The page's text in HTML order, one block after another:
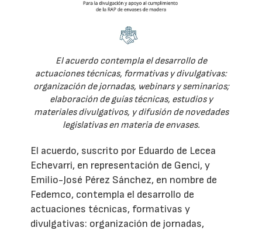
El acuerdo contempla el desarrollo de
actuaciones técnicas, formativas y divulgativas:
organización de jornadas, webinars y seminarios;
elaboración de guías técnicas, estudios y
materiales divulgativos, y difusión de novedades
legislativas en materia de envases.
El acuerdo, suscrito por Eduardo de Lecea
Echevarri, en representación de Genci, y
Emilio-José Pérez Sánchez, en nombre de
Fedemco, contempla el desarrollo de
actuaciones técnicas, formativas y
divulgativas: organización de jornadas,